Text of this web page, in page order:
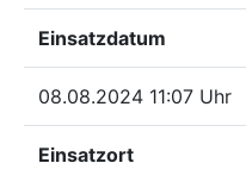
Einsatzdatum
08.08.2024 11:07 Uhr
Einsatzort